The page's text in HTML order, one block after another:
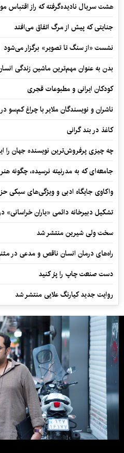
هشت سریال نادیده‌گرفته که راز اقتباس
جنایتی که پیش از مرگ اتفاق می‌افتد
نشست «از سنگ تا تصویر» برگزار می‌شود
بدن به عنوان مهم‌ترین ماشین زندگی
کودکان ایرانی و مطبوعات قجری
ناشران و نویسندگان ملایر با چراغ کم‌سو
کاغذ در بند گرانی
چه چیزی پرفروش‌ترین نویسنده جهان را
جامعه‌ای که به مدرنیته نرسیده، چگونه
واکاوی جایگاه ادبی و ویژگی‌های سبکی
تشکیل دبیرخانه دائمی «یاران خراسانی»
سخت ولی شیرین منتشر شد
راه‌های درمان انسان ناقص و مدعی در
دست صنعت چاپ را پرُ کنید
روایت جدید کیارنگ علایی منتشر شد